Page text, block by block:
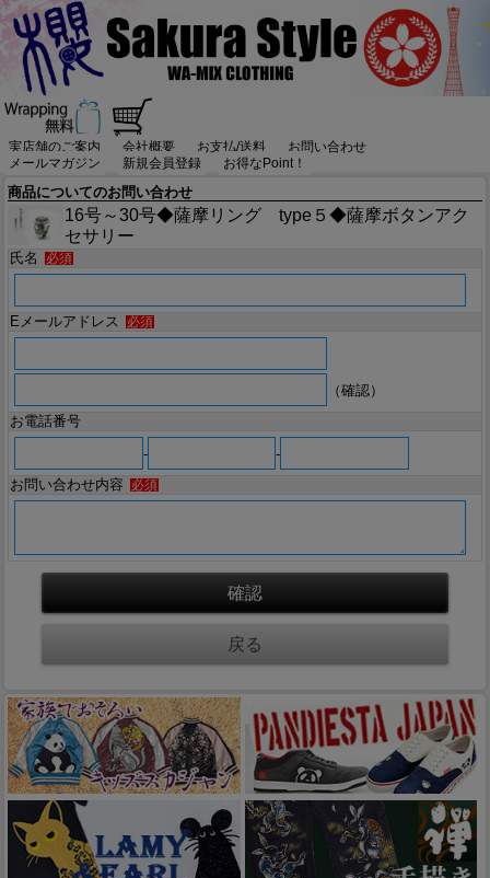
実店舗のご案内 会社概要 お支払/送料
お問い合わせ
メールマガジン
新規会員登録 お得なPoint！
商品についてのお問い合わせ
16号～30号◆薩摩リング type５◆薩摩ボタンアク
セサリー
氏名 必須
Eメールアドレス 必須
（確認）
お電話番号
-
-
お問い合わせ内容
必須